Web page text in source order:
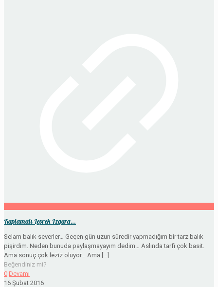
Kaplamalı Levrek Izgara…
Selam balık severler… Geçen gün uzun süredir yapmadığım bir tarz balık
pişirdim. Neden bunuda paylaşmayayım dedim… Aslında tarfi çok basit.
Ama sonuç çok leziz oluyor… Ama […]
Beğendiniz mi?
0 Devamı
16 Şubat 2016